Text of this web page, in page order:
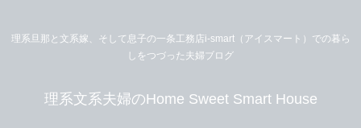
理系旦那と文系嫁、そして息子の一条工務店i-smart（アイスマート）での暮ら
しをつづった夫婦ブログ
理系文系夫婦のHome Sweet Smart House